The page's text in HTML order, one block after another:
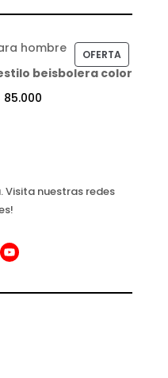
OFERTA
EN
beisbolera color
85.000
Visita nuestras redes
YouTube